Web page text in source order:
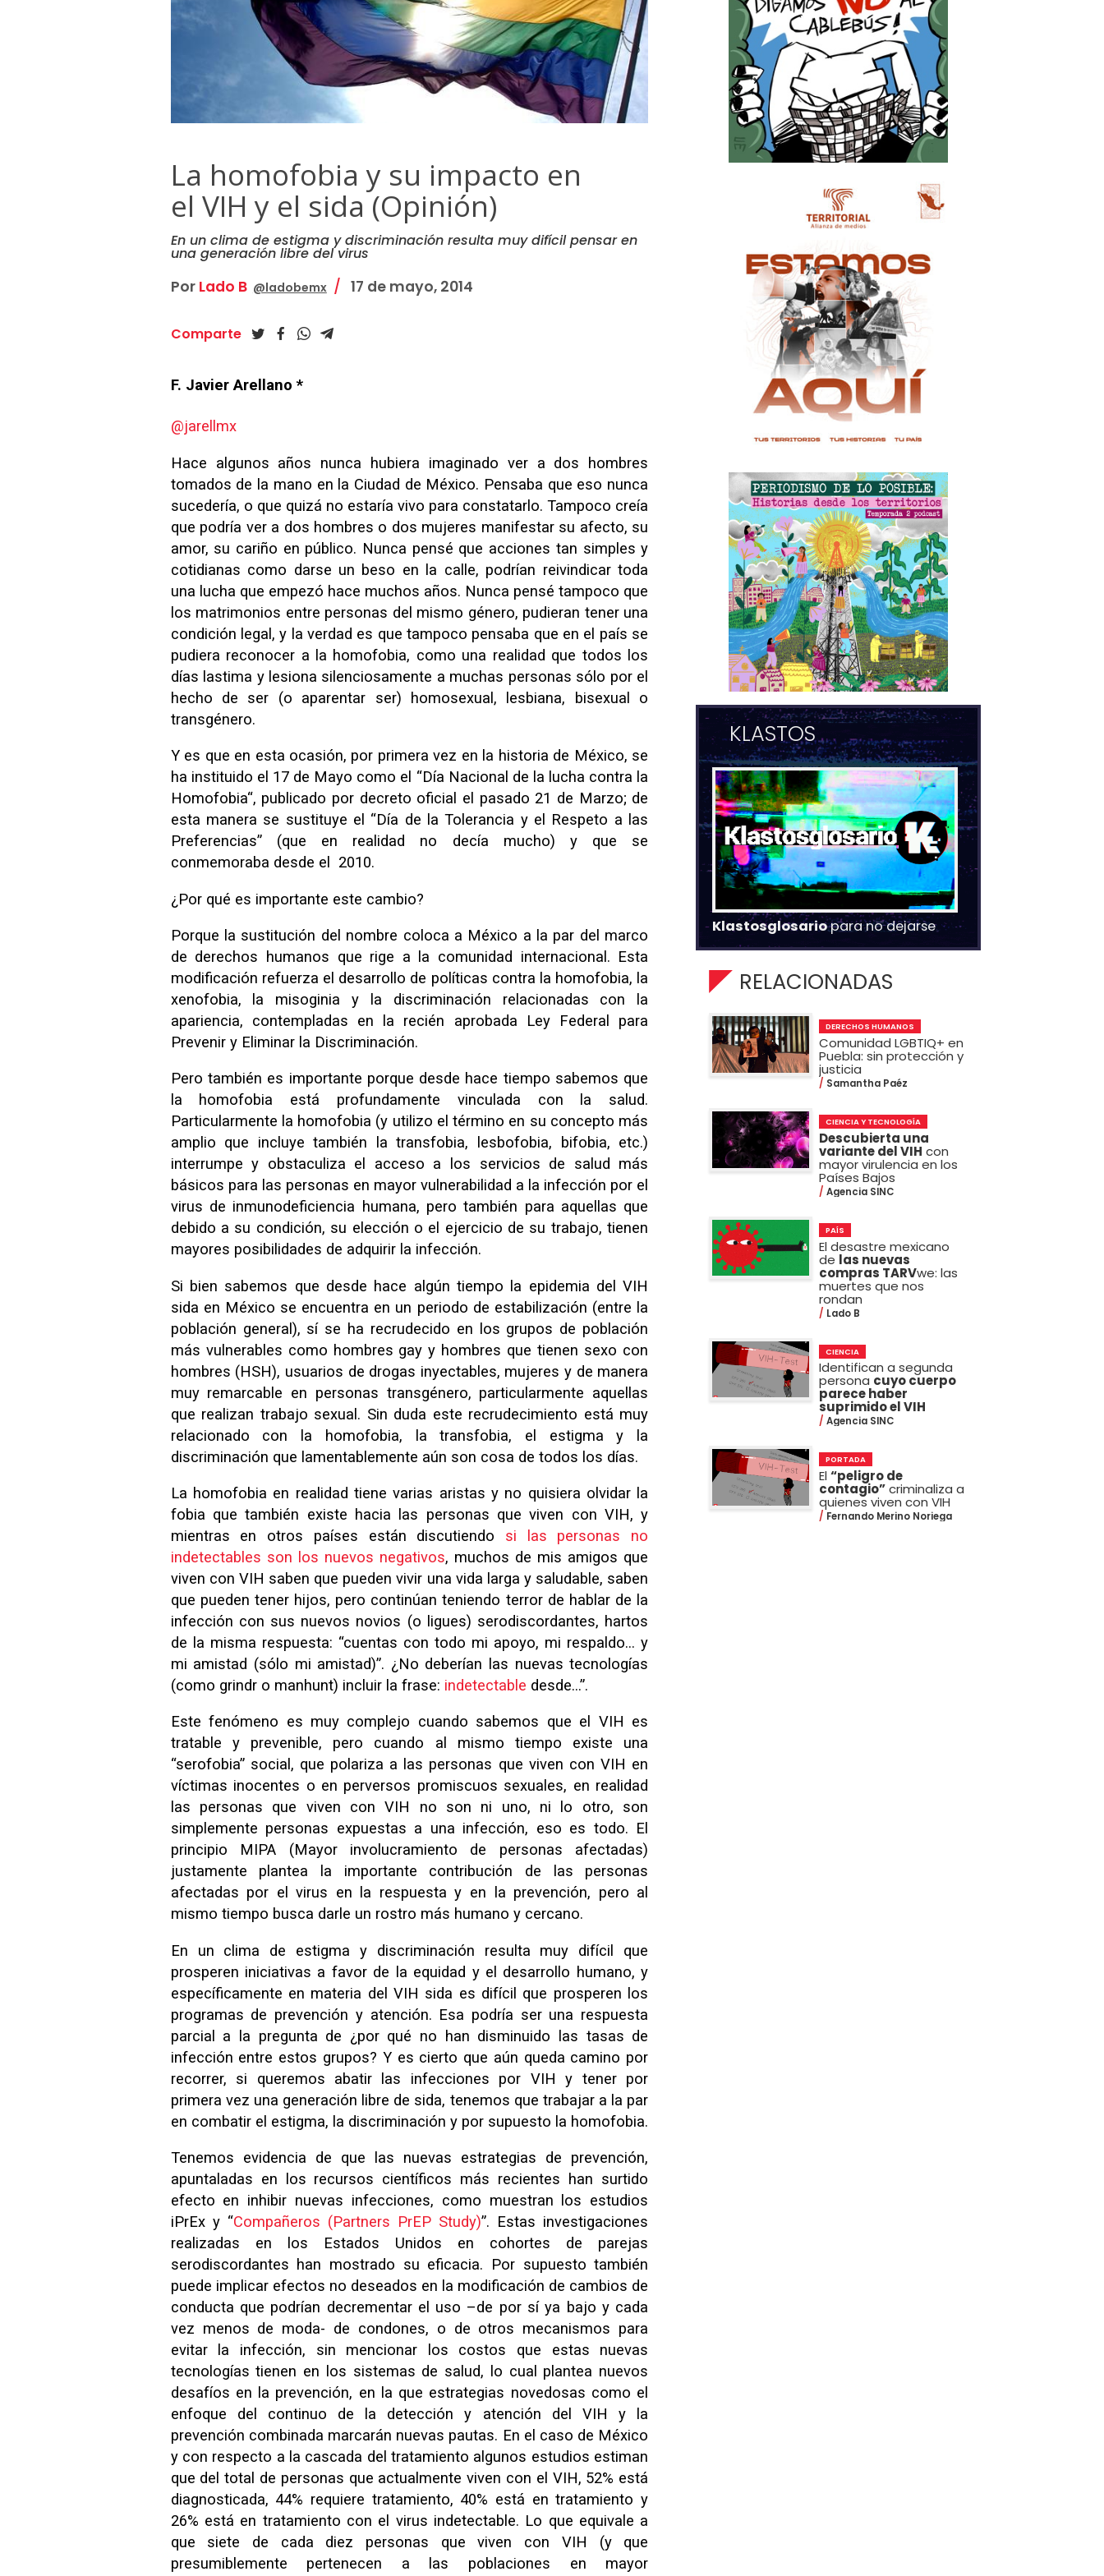
La homofobia y su impacto en
el VIH y el sida (Opinión)
En un clima de estigma y discriminación resulta muy difícil pensar en
una generación libre del virus
Por Lado B @ladobemx 17 de mayo, 2014
Comparte
F. Javier Arellano *
@jarellmx
Hace algunos años nunca hubiera imaginado ver a dos hombres
tomados de la mano en la Ciudad de México. Pensaba que eso nunca
sucedería, o que quizá no estaría vivo para constatarlo. Tampoco creía
que podría ver a dos hombres o dos mujeres manifestar su afecto, su
amor, su cariño en público. Nunca pensé que acciones tan simples y
cotidianas como darse un beso en la calle, podrían reivindicar toda
una lucha que empezó hace muchos años. Nunca pensé tampoco que
los matrimonios entre personas del mismo género, pudieran tener una
condición legal, y la verdad es que tampoco pensaba que en el país se
pudiera reconocer a la homofobia, como una realidad que todos los
días lastima y lesiona silenciosamente a muchas personas sólo por el
hecho de ser (o aparentar ser) homosexual, lesbiana, bisexual o
transgénero.
Y es que en esta ocasión, por primera vez en la historia de México, se
ha instituido el 17 de Mayo como el “Día Nacional de la lucha contra la
Homofobia“, publicado por decreto oficial el pasado 21 de Marzo; de
esta manera se sustituye el “Día de la Tolerancia y el Respeto a las
Preferencias” (que en realidad no decía mucho) y que se
conmemoraba desde el 2010.
¿Por qué es importante este cambio?
Porque la sustitución del nombre coloca a México a la par del marco
de derechos humanos que rige a la comunidad internacional. Esta
modificación refuerza el desarrollo de políticas contra la homofobia, la
xenofobia, la misoginia y la discriminación relacionadas con la
apariencia, contempladas en la recién aprobada Ley Federal para
Prevenir y Eliminar la Discriminación.
Pero también es importante porque desde hace tiempo sabemos que
la homofobia está profundamente vinculada con la salud.
Particularmente la homofobia (y utilizo el término en su concepto más
amplio que incluye también la transfobia, lesbofobia, bifobia, etc.)
interrumpe y obstaculiza el acceso a los servicios de salud más
básicos para las personas en mayor vulnerabilidad a la infección por el
virus de inmunodeficiencia humana, pero también para aquellas que
debido a su condición, su elección o el ejercicio de su trabajo, tienen
mayores posibilidades de adquirir la infección.
Si bien sabemos que desde hace algún tiempo la epidemia del VIH
sida en México se encuentra en un periodo de estabilización (entre la
población general), sí se ha recrudecido en los grupos de población
más vulnerables como hombres gay y hombres que tienen sexo con
hombres (HSH), usuarios de drogas inyectables, mujeres y de manera
muy remarcable en personas transgénero, particularmente aquellas
que realizan trabajo sexual. Sin duda este recrudecimiento está muy
relacionado con la homofobia, la transfobia, el estigma y la
discriminación que lamentablemente aún son cosa de todos los días.
La homofobia en realidad tiene varias aristas y no quisiera olvidar la
fobia que también existe hacia las personas que viven con VIH, y
mientras en otros países están discutiendo si las personas no
indetectables son los nuevos negativos, muchos de mis amigos que
viven con VIH saben que pueden vivir una vida larga y saludable, saben
que pueden tener hijos, pero continúan teniendo terror de hablar de la
infección con sus nuevos novios (o ligues) serodiscordantes, hartos
de la misma respuesta: “cuentas con todo mi apoyo, mi respaldo… y
mi amistad (sólo mi amistad)”. ¿No deberían las nuevas tecnologías
(como grindr o manhunt) incluir la frase: indetectable desde…”.
Este fenómeno es muy complejo cuando sabemos que el VIH es
tratable y prevenible, pero cuando al mismo tiempo existe una
“serofobia” social, que polariza a las personas que viven con VIH en
víctimas inocentes o en perversos promiscuos sexuales, en realidad
las personas que viven con VIH no son ni uno, ni lo otro, son
simplemente personas expuestas a una infección, eso es todo. El
principio MIPA (Mayor involucramiento de personas afectadas)
justamente plantea la importante contribución de las personas
afectadas por el virus en la respuesta y en la prevención, pero al
mismo tiempo busca darle un rostro más humano y cercano.
En un clima de estigma y discriminación resulta muy difícil que
prosperen iniciativas a favor de la equidad y el desarrollo humano, y
específicamente en materia del VIH sida es difícil que prosperen los
programas de prevención y atención. Esa podría ser una respuesta
parcial a la pregunta de ¿por qué no han disminuido las tasas de
infección entre estos grupos? Y es cierto que aún queda camino por
recorrer, si queremos abatir las infecciones por VIH y tener por
primera vez una generación libre de sida, tenemos que trabajar a la par
en combatir el estigma, la discriminación y por supuesto la homofobia.
Tenemos evidencia de que las nuevas estrategias de prevención,
apuntaladas en los recursos científicos más recientes han surtido
efecto en inhibir nuevas infecciones, como muestran los estudios
iPrEx y “Compañeros (Partners PrEP Study)”. Estas investigaciones
realizadas en los Estados Unidos en cohortes de parejas
serodiscordantes han mostrado su eficacia. Por supuesto también
puede implicar efectos no deseados en la modificación de cambios de
conducta que podrían decrementar el uso –de por sí ya bajo y cada
vez menos de moda- de condones, o de otros mecanismos para
evitar la infección, sin mencionar los costos que estas nuevas
tecnologías tienen en los sistemas de salud, lo cual plantea nuevos
desafíos en la prevención, en la que estrategias novedosas como el
enfoque del continuo de la detección y atención del VIH y la
prevención combinada marcarán nuevas pautas. En el caso de México
y con respecto a la cascada del tratamiento algunos estudios estiman
que del total de personas que actualmente viven con el VIH, 52% está
diagnosticada, 44% requiere tratamiento, 40% está en tratamiento y
26% está en tratamiento con el virus indetectable. Lo que equivale a
que siete de cada diez personas que viven con VIH (y que
presumiblemente pertenecen a las poblaciones en mayor
KLASTOS
Klastosglosariopara no dejarse
RELACIONADAS
DERECHOS HUMANOS
Comunidad LGBTIQ+ en
Puebla: sin protección y
justicia
Samantha Paéz
CIENCIA Y TECNOLOGÍA
Descubierta una
variante del VIH con
mayor virulencia en los
Países Bajos
Agencia SINC
PAÍS
El desastre mexicano
de las nuevas
compras TARVwe: las
muertes que nos
rondan
Lado B
CIENCIA
Identifican a segunda
persona cuyo cuerpo
parece haber
suprimido el VIH
Agencia SINC
PORTADA
El “peligro de
contagio”criminaliza a
quienes viven con VIH
Fernando Merino Noriega